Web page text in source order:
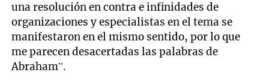
una resolución en contra e infinidades de
organizaciones y especialistas en el tema se
manifestaron en el mismo sentido, por lo que
me parecen desacertadas las palabras de
Abraham”.